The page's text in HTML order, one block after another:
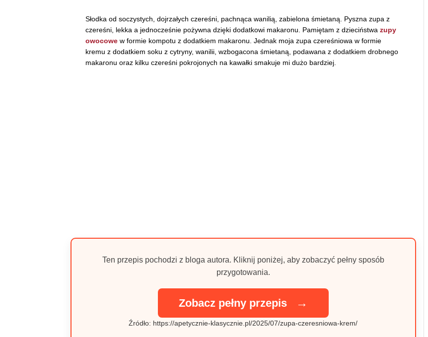
Słodka od soczystych, dojrzałych czereśni, pachnąca wanilią, zabielona śmietaną. Pyszna zupa z
czereśni, lekka a jednocześnie pożywna dzięki dodatkowi makaronu. Pamiętam z dzieciństwa zupy
owocowe w formie kompotu z dodatkiem makaronu. Jednak moja zupa czereśniowa w formie
kremu z dodatkiem soku z cytryny, wanilii, wzbogacona śmietaną, podawana z dodatkiem drobnego
makaronu oraz kilku czereśni pokrojonych na kawałki smakuje mi dużo bardziej.
Ten przepis pochodzi z bloga autora. Kliknij poniżej, aby zobaczyć pełny sposób
przygotowania.
Zobacz pełny przepis →
Źródło: https://apetycznie-klasycznie.pl/2025/07/zupa-czeresniowa-krem/